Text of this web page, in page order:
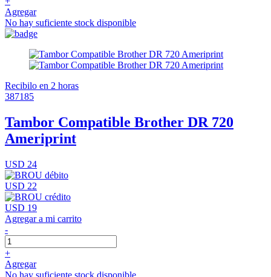
Agregar
No hay suficiente stock disponible
Recibilo en 2 horas
387185
Tambor Compatible Brother DR 720
Ameriprint
USD 24
USD 22
USD 19
Agregar a mi carrito
-
+
Agregar
No hay suficiente stock disponible